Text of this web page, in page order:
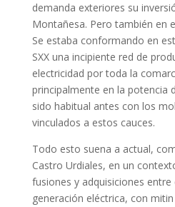
demanda exteriores su
Montañesa. Pero también en
Se estaba conformando en
SXX una incipiente red de
electricidad por toda la
principalmente en la potencia
sido habitual antes con los
vinculados a estos cauces.
Todo esto suena a actual,
Castro Urdiales, en un
fusiones y adquisiciones
generación eléctrica, con